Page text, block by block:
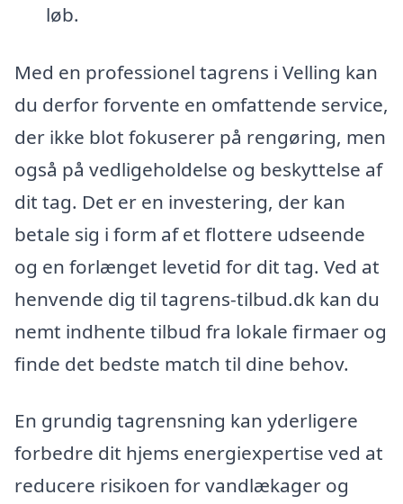
løb.
Med en professionel tagrens i Velling kan
du derfor forvente en omfattende service,
der ikke blot fokuserer på rengøring, men
også på vedligeholdelse og beskyttelse af
dit tag. Det er en investering, der kan
betale sig i form af et flottere udseende
og en forlænget levetid for dit tag. Ved at
henvende dig til tagrens-tilbud.dk kan du
nemt indhente tilbud fra lokale firmaer og
finde det bedste match til dine behov.
En grundig tagrensning kan yderligere
forbedre dit hjems energiexpertise ved at
reducere risikoen for vandlækager og